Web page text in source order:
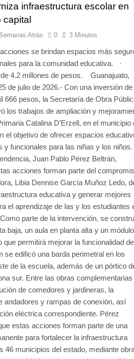
infraestructura escolar en
Atrás 0 3 Minutos
se brindan espacios más
para la comunidad educativa. ·
4.2 millones de pesos. Guanajuato,
de julio de 2026.- Con una inversión de
666 pesos, la Secretaría de Obra
los trabajos de ampliación y
Catalina D’Erzell, en el municipio
el objetivo de ofrecer espacios
y funcionales para las niñas y los niños.
Juan Pablo Pérez Beltrán,
acciones forman parte del
Libia Dennise García Muñoz Ledo,
educativa y generar mejores
el aprendizaje de las y los estudiantes
parte de la intervención, se
baja, un aula en planta alta y un módulo
que permitirá mejorar la funcionalidad
se edificó una barda perimetral en los
de la escuela, además de un pórtico
sur. Entre las obras
de comedores y jardineras, la
andadores y rampas de conexión, así
eléctrica correspondiente. Pérez
estas acciones forman parte de una
para fortalecer la infraestructura
46 municipios del estado, mediante